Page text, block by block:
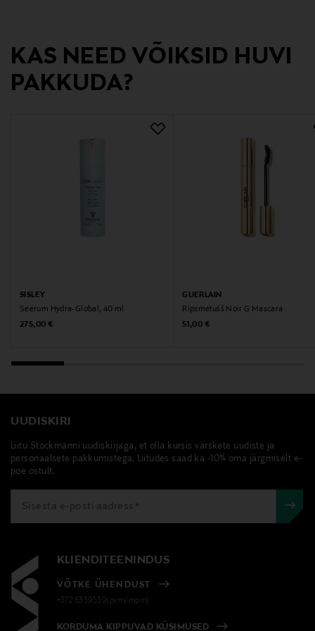
NOCOL
Suurus
Tootja aadress
Malmö, Sweden
Digitaalne aadress
info@scandinaviancosmetics.se
Märksõnad
SENSAI, kehahooldus, nahahooldus,
päikesekaitsekreem
KAS NEED VÕIKSID HUVI
PAKKUDA?
SISLEY
Seerum Hydra-Global, 40 ml
Original Price
275,00 €
GUERLAIN
Ripsmetušš Noir G Mascara
Original Price
51,00 €
UUDISKIRI
Liitu Stockmanni uudiskirjaga, et olla kursis värskete uudiste ja
personaalsete pakkumistega. Liitudes saad ka -10% oma järgmiselt e-
poe ostult.
KLIENDITEENINDUS
VÕTKE ÜHENDUST
+372 6339539(pvm/mpm)
KORDUMA KIPPUVAD KÜSIMUSED